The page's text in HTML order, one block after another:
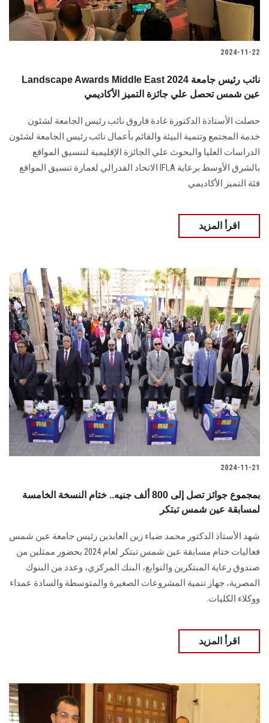
2024-11-22
Landscape Awards Middle East 2024 نائب رئيس جامعة
عين شمس تحصل علي جائزة التميز الأكاديمي
حصلت الأستاذة الدكتورة غادة فاروق نائب رئيس الجامعة لشئون
خدمة المجتمع وتنمية البيئة والقائم بأعمال نائب رئيس الجامعة لشئون
الدراسات العليا والبحوث علي الجائزة الإقليمية لتنسيق المواقع
بالشرق الأوسط برعاية IFLA الاتحاد الفدرالي لعمارة تنسيق المواقع
فئة التميز الأكاديمي
اقرأ المزيد
2024-11-21
بمجموع جوائز تصل إلى 800 ألف جنيه.. ختام النسخة الخامسة
لمسابقة عين شمس تبتكر
شهد الأستاذ الدكتور محمد ضياء زين العابدين رئيس جامعة عين شمس
فعاليات ختام مسابقة ‏عين شمس تبتكر لعام 2024 بحضور ممثلين من
صندوق رعاية المبتكرين والنوابغ، البنك ‏المركزي، وعدد من البنوك
المصرية، جهاز تنمية المشروعات الصغيرة والمتوسطة والسادة ‏عمداء
ووكلاء الكليات‎.‎
اقرأ المزيد